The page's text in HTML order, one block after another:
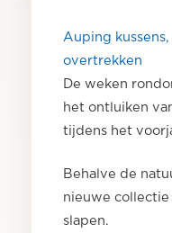
Auping
overtrekken
De weken
het ontluiken
tijdens het
Behalve de
nieuwe
slapen.